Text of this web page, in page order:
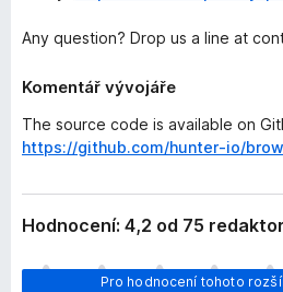
Any question? Drop us a line at
Komentář vývojáře
The source code is available on
https://github.com/hunter-io/
Hodnocení: 4,2 od 75
Pro hodnocení tohoto
Z